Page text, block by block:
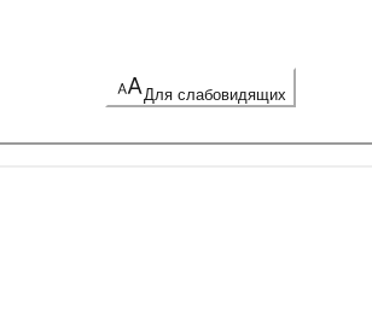
Для слабовидящих